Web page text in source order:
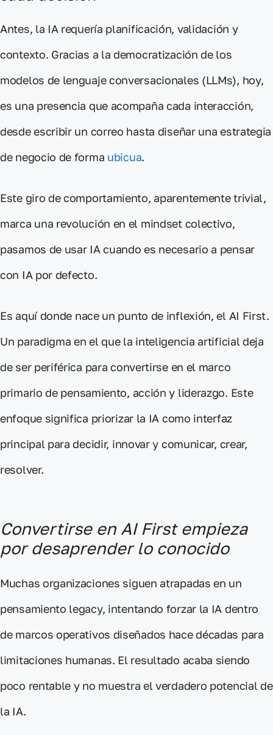
Antes, la IA requería planificación, validación y
contexto. Gracias a la democratización de los
modelos de lenguaje conversacionales (LLMs), hoy,
es una presencia que acompaña cada interacción,
desde escribir un correo hasta diseñar una estrategia
de negocio de forma ubicua.
Este giro de comportamiento, aparentemente trivial,
marca una revolución en el mindset colectivo,
pasamos de usar IA cuando es necesario a pensar
con IA por defecto.
Es aquí donde nace un punto de inflexión, el AI First.
Un paradigma en el que la inteligencia artificial deja
de ser periférica paraconvertirse en el marco
primario de pensamiento, acción y liderazgo. Este
enfoque significa priorizar la IA como interfaz
principal para decidir, innovar y comunicar, crear,
resolver.
Convertirse en AI First empieza
por desaprender lo conocido
Muchas organizaciones siguen atrapadas en un
pensamiento legacy, intentando forzar la IA dentro
de marcos operativos diseñados hace décadas para
limitaciones humanas. El resultado acaba siendo
poco rentable y no muestra el verdadero potencial de
la IA.